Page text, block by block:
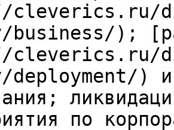
cleverics.ru/
business/);
cleverics.ru/
) и
по